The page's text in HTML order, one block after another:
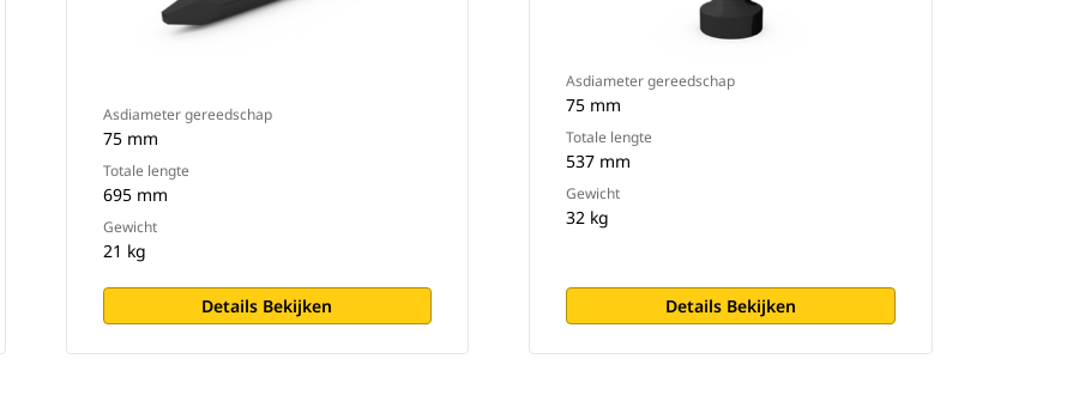
Asdiameter gereedschap
75 mm
Totale lengte
695 mm
Gewicht
21 kg
Details Bekijken
Asdiameter gereedschap
75 mm
Totale lengte
537 mm
Gewicht
32 kg
Details Bekijken